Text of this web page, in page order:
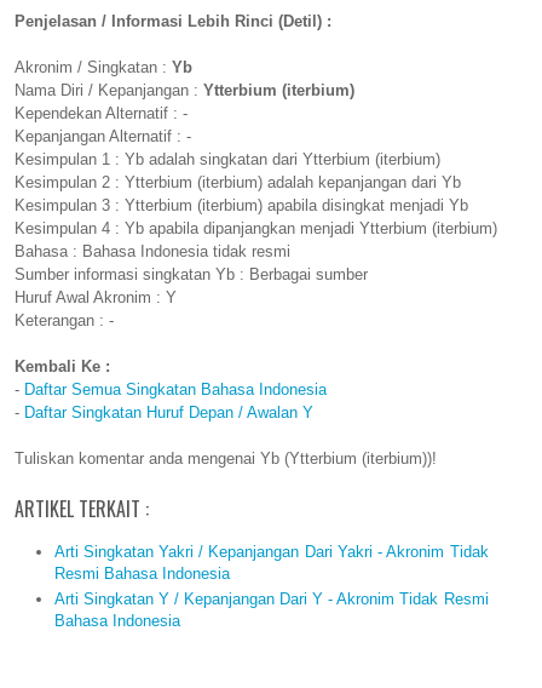
Penjelasan / Informasi Lebih Rinci (Detil) :
Akronim / Singkatan : Yb
Nama Diri / Kepanjangan : Ytterbium (iterbium)
Kependekan Alternatif : -
Kepanjangan Alternatif : -
Kesimpulan 1 : Yb adalah singkatan dari Ytterbium (iterbium)
Kesimpulan 2 : Ytterbium (iterbium) adalah kepanjangan dari Yb
Kesimpulan 3 : Ytterbium (iterbium) apabila disingkat menjadi Yb
Kesimpulan 4 : Yb apabila dipanjangkan menjadi Ytterbium (iterbium)
Bahasa : Bahasa Indonesia tidak resmi
Sumber informasi singkatan Yb : Berbagai sumber
Huruf Awal Akronim : Y
Keterangan : -
Kembali Ke :
- Daftar Semua Singkatan Bahasa Indonesia
- Daftar Singkatan Huruf Depan / Awalan Y
Tuliskan komentar anda mengenai Yb (Ytterbium (iterbium))!
ARTIKEL TERKAIT :
Arti Singkatan Yakri / Kepanjangan Dari Yakri - Akronim Tidak
Resmi Bahasa Indonesia
Arti Singkatan Y / Kepanjangan Dari Y - Akronim Tidak Resmi
Bahasa Indonesia